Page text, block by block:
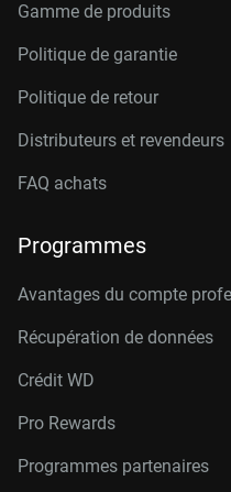
Gamme de produits
Politique de garantie
Politique de retour
Distributeurs et revendeurs
FAQ achats
Programmes
Avantages du compte
Récupération de données
Crédit WD
Pro Rewards
Programmes partenaires